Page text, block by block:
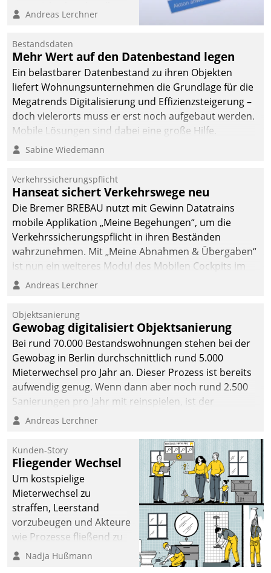
Cockpit für mobile
Datatrain. Die meravis
Wohnungsbau- und
Immobilien GmbH hat
sich dabei für den Betrieb
der Lösung über die SAP
Cloud Platform
entschieden - als erstes
Unternehmen am
Andreas Lerchner
Bestandsdaten
Mehr Wert auf den Datenbestand legen
Ein belastbarer Datenbestand zu ihren Objekten
liefert Wohnungsunternehmen die Grundlage für die
Megatrends Digitalisierung und Effizienzsteigerung –
doch vielerorts muss er erst noch aufgebaut werden.
Mobile Lösungen sind dabei eine große Hilfe.
Sabine Wiedemann
Verkehrssicherungspflicht
Hanseat sichert Verkehrswege neu
Die Bremer BREBAU nutzt mit Gewinn Datatrains
mobile Applikation „Meine Begehungen“, um die
Verkehrssicherungspflicht in ihren Beständen
wahrzunehmen. Mit „Meine Abnahmen & Übergaben“
ist nun ein weiteres Modul des Mobilen Cockpits im
Einsatz.
Andreas Lerchner
Objektsanierung
Gewobag digitalisiert Objektsanierung
Bei rund 70.000 Bestandswohnungen stehen bei der
Gewobag in Berlin durchschnittlich rund 5.000
Mieterwechsel pro Jahr an. Dieser Prozess ist bereits
aufwendig genug. Wenn dann aber noch rund 2.500
Sanierungen pro Jahr mit reinspielen, ist der
Betreuungs- und Organisationsaufwand immens. Im
kommunale Wohnungsbauunternehmen daher
gemeinsam mit der Berliner Datatrain GmbH den
Teilprozess der Objektsanierung digitalisiert.
Andreas Lerchner
Kunden-Story
Fliegender Wechsel
Um kostspielige
Mieterwechsel zu
straffen, Leerstand
vorzubeugen und Akteure
wie Prozesse fließend zu
vernetzen, nutzt die
Nadja Hußmann